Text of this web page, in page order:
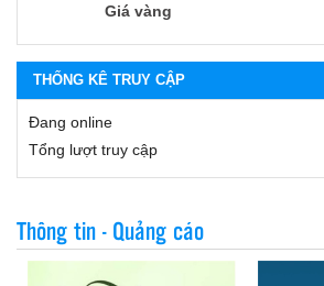
Giá vàng
THỐNG KÊ TRUY CẬP
Đang online
Tổng lượt truy cập
Thông tin - Quảng cáo